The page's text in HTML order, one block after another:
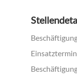
Einsatztermin